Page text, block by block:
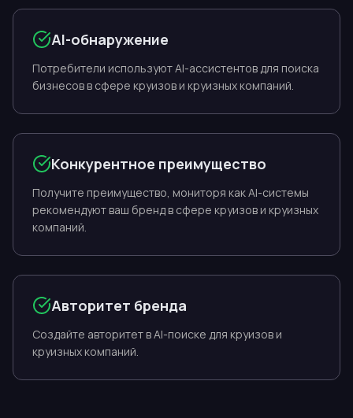
AI-обнаружение
Потребители используют AI-ассистентов для поиска
бизнесов в сфере круизов и круизных компаний.
Конкурентное преимущество
Получите преимущество, мониторя как AI-системы
рекомендуют ваш бренд в сфере круизов и круизных
компаний.
Авторитет бренда
Создайте авторитет в AI-поиске для круизов и
круизных компаний.